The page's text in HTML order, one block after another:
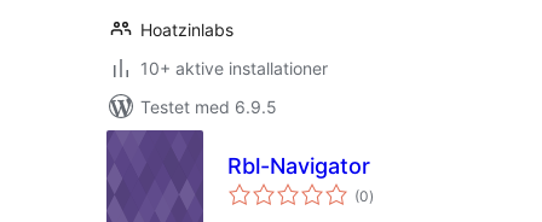
Hoatzinlabs
10+ aktive installationer
Testet med 6.9.5
Rbl-Navigator
(0totale
bedømmelser
)